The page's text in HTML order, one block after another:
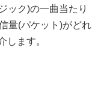
ック)の一曲当たり
量(パケット)がどれ
します。